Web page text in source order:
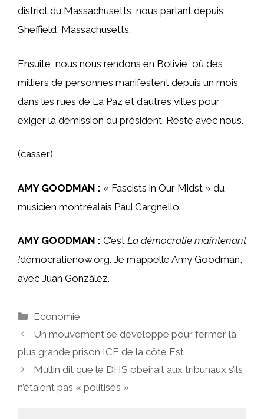
district du Massachusetts, nous parlant depuis
Sheffield, Massachusetts.
Ensuite, nous nous rendons en Bolivie, où des
milliers de personnes manifestent depuis un mois
dans les rues de La Paz et d’autres villes pour
exiger la démission du président. Reste avec nous.
(casser)
AMY GOODMAN : « Fascists in Our Midst » du
musicien montréalais Paul Cargnello.
AMY GOODMAN : C’est La démocratie maintenant
!démocratienow.org. Je m’appelle Amy Goodman,
avec Juan González.
Catégories
Economie
Un mouvement se développe pour fermer la
plus grande prison ICE de la côte Est
Mullin dit que le DHS obéirait aux tribunaux s’ils
n’étaient pas « politisés »